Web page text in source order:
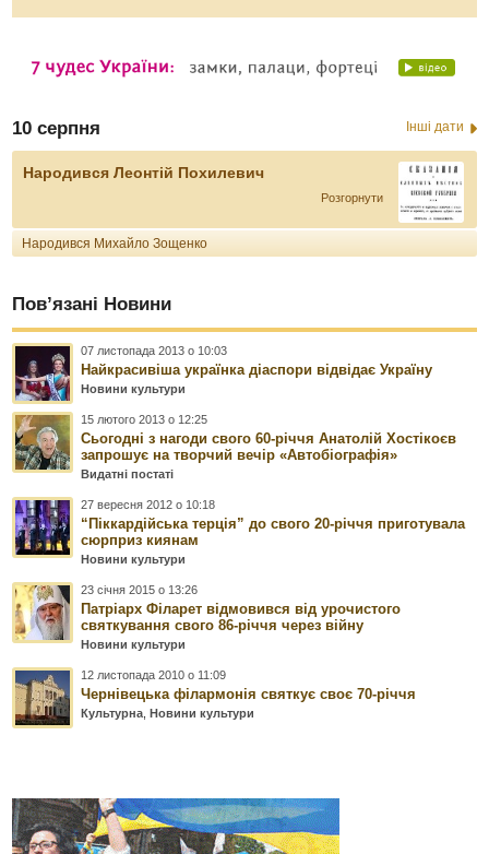
10 серпня Інші дати
Народився Леонтій Похилевич
Розгорнути
Народився Михайло Зощенко
Пов’язані Новини
07 листопада 2013 о 10:03
Найкрасивіша українка діаспори відвідає Україну
Новини культури
15 лютого 2013 о 12:25
Сьогодні з нагоди свого 60-річчя Анатолій Хостікоєв
запрошує на творчий вечір «Автобіографія»
Видатні постаті
27 вересня 2012 о 10:18
“Піккардійська терція” до свого 20-річчя приготувала
сюрприз киянам
Новини культури
23 січня 2015 о 13:26
Патріарх Філарет відмовився від урочистого
святкування свого 86-річчя через війну
Новини культури
12 листопада 2010 о 11:09
Чернівецька філармонія святкує своє 70-річчя
Культурна ,Новини культури